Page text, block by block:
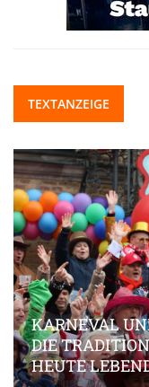
TEXTANZEIGE
KARNEVAL
DIE
HEUTE